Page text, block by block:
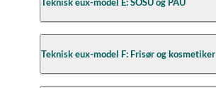
• Elektriker
• Social- og sundhedsassistent
Teknisk eux-model F: Frisør og kosmetiker